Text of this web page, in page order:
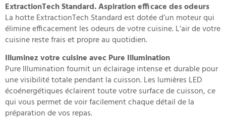
ExtractionTech Standard. Aspiration efficace des odeurs
La hotte ExtractionTech Standard est dotée d’un moteur qui
élimine efficacement les odeurs de votre cuisine. L’air de votre
cuisine reste frais et propre au quotidien.
Illuminez votre cuisine avec Pure Illumination
Pure Illumination fournit un éclairage intense et durable pour
une visibilité totale pendant la cuisson. Les lumières LED
écoénergétiques éclairent toute votre surface de cuisson, ce
qui vous permet de voir facilement chaque détail de la
préparation de vos repas.